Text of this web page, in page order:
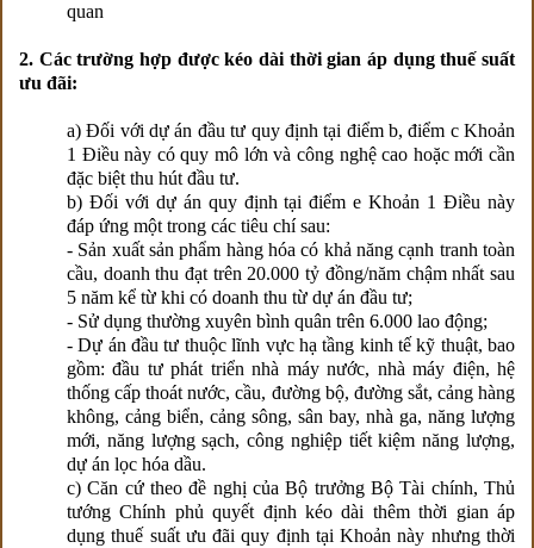
quan
2. Các trường hợp được kéo dài thời gian áp dụng thuế suất
ưu đãi:
a) Đối với dự án đầu tư quy định tại điểm b, điểm c Khoản
1 Điều này có quy mô lớn và công nghệ cao hoặc mới cần
đặc biệt thu hút đầu tư.
b) Đối với dự án quy định tại điểm e Khoản 1 Điều này
đáp ứng một trong các tiêu chí sau:
- Sản xuất sản phẩm hàng hóa có khả năng cạnh tranh toàn
cầu, doanh thu đạt trên 20.000 tỷ đồng/năm chậm nhất sau
5 năm kể từ khi có doanh thu từ dự án đầu tư;
- Sử dụng thường xuyên bình quân trên 6.000 lao động;
- Dự án đầu tư thuộc lĩnh vực hạ tầng kinh tế kỹ thuật, bao
gồm: đầu tư phát triển nhà máy nước, nhà máy điện, hệ
thống cấp thoát nước, cầu, đường bộ, đường sắt, cảng hàng
không, cảng biển, cảng sông, sân bay, nhà ga, năng lượng
mới, năng lượng sạch, công nghiệp tiết kiệm năng lượng,
dự án lọc hóa dầu.
c) Căn cứ theo đề nghị của Bộ trưởng Bộ Tài chính, Thủ
tướng Chính phủ quyết định kéo dài thêm thời gian áp
dụng thuế suất ưu đãi quy định tại Khoản này nhưng thời